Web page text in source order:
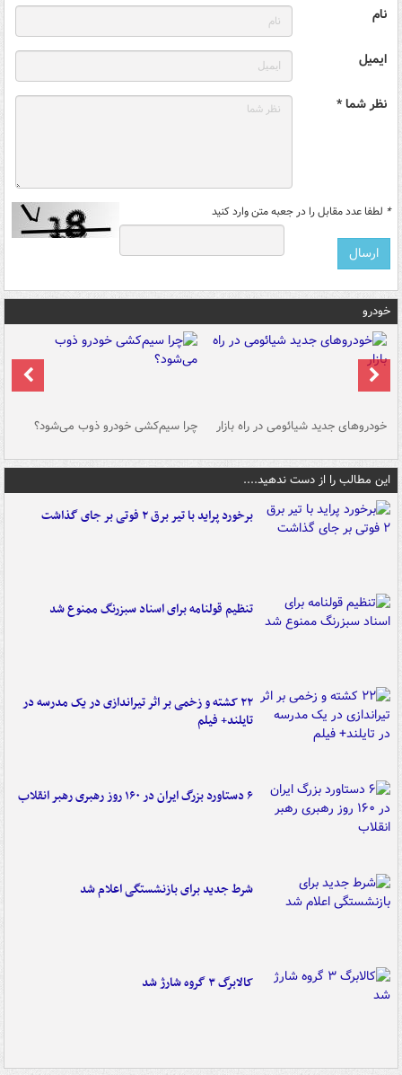
نام
ایمیل
نظر شما *
* لطفا عدد مقابل را در جعبه متن وارد کنید
خودرو
خودروهای جدید شیائومی در راه بازار چرا سیم‌کشی خودرو ذوب می‌شود؟
این مطالب را از دست ندهید....
برخورد پراید با تیر برق ۲ فوتی بر جای گذاشت
تنظیم قولنامه برای اسناد سبزرنگ ممنوع شد
۲۲ کشته و زخمی بر اثر تیراندازی در یک مدرسه در
تایلند+ فیلم
۶ دستاورد بزرگ ایران در ۱۶۰ روز رهبری رهبر انقلاب
شرط جدید برای بازنشستگی اعلام شد
کالابرگ ۳ گروه شارژ شد